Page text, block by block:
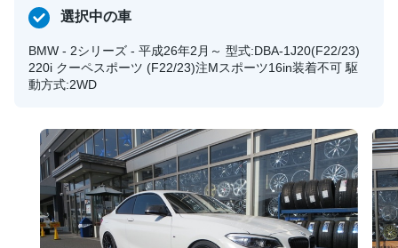
選択中の車
BMW - 2シリーズ - 平成26年2月～ 型式:DBA-1J20(F22/23)
220i クーペスポーツ (F22/23)注Mスポーツ16in装着不可 駆
動方式:2WD